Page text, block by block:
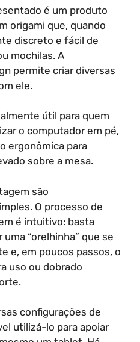
é um produto
origami que, quando
discreto e fácil de
mochilas. A
permite criar diversas
ele.
útil para quem
o computador em pé,
ergonômica para
sobre a mesa.
são
O processo de
é intuitivo: basta
“orelhinha” que se
e, em poucos passos, o
uso ou dobrado
configurações de
utilizá-lo para apoiar